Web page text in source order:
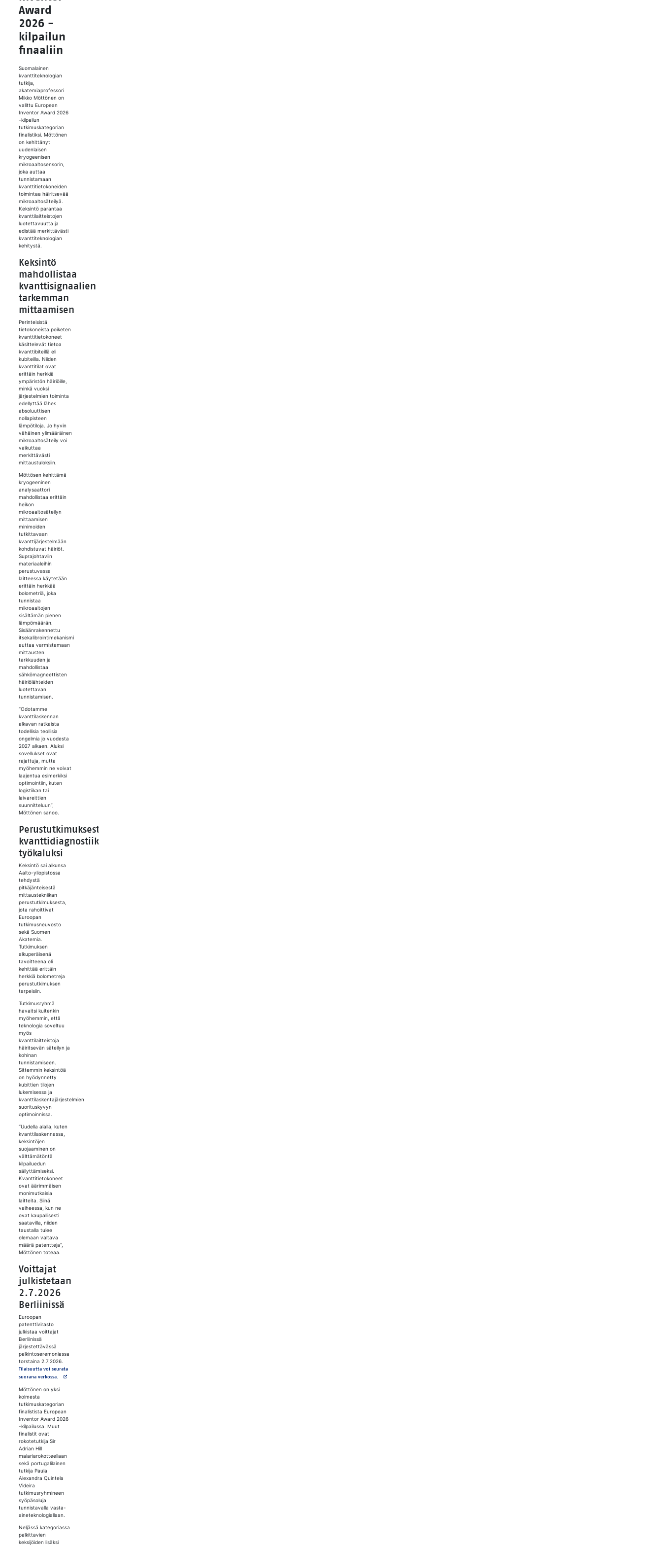
Award
2026 -
kil­pai­lun
fi­naa­liin
Suomalainen
kvanttiteknologian
tutkija,
akatemiaprofessori
Mikko Möttönen on
valittu European
Inventor Award 2026
-kilpailun
tutkimuskategorian
finalistiksi. Möttönen
on kehittänyt
uudenlaisen
kryogeenisen
mikroaaltosensorin,
joka auttaa
tunnistamaan
kvanttitietokoneiden
toimintaa häiritsevää
mikroaaltosäteilyä.
Keksintö parantaa
kvanttilaitteistojen
luotettavuutta ja
edistää merkittävästi
kvanttiteknologian
kehitystä.
Keksintö
mahdollistaa
kvanttisignaalien
tarkemman
mittaamisen
Perinteisistä
tietokoneista poiketen
kvanttitietokoneet
käsittelevät tietoa
kvanttibiteillä eli
kubiteilla. Niiden
kvanttitilat ovat
erittäin herkkiä
ympäristön häiriöille,
minkä vuoksi
järjestelmien toiminta
edellyttää lähes
absoluuttisen
nollapisteen
lämpötiloja. Jo hyvin
vähäinen ylimääräinen
mikroaaltosäteily voi
vaikuttaa
merkittävästi
mittaustuloksiin.
Möttösen kehittämä
kryogeeninen
analysaattori
mahdollistaa erittäin
heikon
mikroaaltosäteilyn
mittaamisen
minimoiden
tutkittavaan
kvanttijärjestelmään
kohdistuvat häiriöt.
Suprajohtaviin
materiaaleihin
perustuvassa
laitteessa käytetään
erittäin herkkää
bolometriä, joka
tunnistaa
mikroaaltojen
sisältämän pienen
lämpömäärän.
Sisäänrakennettu
itsekalibrointimekanismi
auttaa varmistamaan
mittausten
tarkkuuden ja
mahdollistaa
sähkömagneettisten
häiriölähteiden
luotettavan
tunnistamisen.
“Odotamme
kvanttilaskennan
alkavan ratkaista
todellisia teollisia
ongelmia jo vuodesta
2027 alkaen. Aluksi
sovellukset ovat
rajattuja, mutta
myöhemmin ne voivat
laajentua esimerkiksi
optimointiin, kuten
logistiikan tai
laivareittien
suunnitteluun”,
Möttönen sanoo.
Perustutkimuksesta
kvanttidiagnostiikan
työkaluksi
Keksintö sai alkunsa
Aalto-yliopistossa
tehdystä
pitkäjänteisestä
mittaustekniikan
perustutkimuksesta,
jota rahoittivat
Euroopan
tutkimusneuvosto
sekä Suomen
Akatemia.
Tutkimuksen
alkuperäisenä
tavoitteena oli
kehittää erittäin
herkkiä bolometreja
perustutkimuksen
tarpeisiin.
Tutkimusryhmä
havaitsi kuitenkin
myöhemmin, että
teknologia soveltuu
myös
kvanttilaitteistoja
häiritsevän säteilyn ja
kohinan
tunnistamiseen.
Sittemmin keksintöä
on hyödynnetty
kubittien tilojen
lukemisessa ja
kvanttilaskentajärjestelmien
suorituskyvyn
optimoinnissa.
“Uudella alalla, kuten
kvanttilaskennassa,
keksintöjen
suojaaminen on
välttämätöntä
kilpailuedun
säilyttämiseksi.
Kvanttitietokoneet
ovat äärimmäisen
monimutkaisia
laitteita. Siinä
vaiheessa, kun ne
ovat kaupallisesti
saatavilla, niiden
taustalla tulee
olemaan valtava
määrä patentteja”,
Möttönen toteaa.
Voittajat
julkistetaan
2.7.2026
Berliinissä
Euroopan
patenttivirasto
julkistaa voittajat
Berliinissä
järjestettävässä
palkintoseremoniassa
torstaina 2.7.2026.
Tilaisuutta voi seurata
suorana verkossa. Avautuu uuteen välilehteen
Möttönen on yksi
kolmesta
tutkimuskategorian
finalistista European
Inventor Award 2026
-kilpailussa. Muut
finalistit ovat
rokotetutkija Sir
Adrian Hill
malariarokotteellaan
sekä portugalilainen
tutkija Paula
Alexandra Quintela
Videira
tutkimusryhmineen
syöpäsoluja
tunnistavalla vasta-
aineteknologiallaan.
Neljässä kategoriassa
palkittavien
keksijöiden lisäksi